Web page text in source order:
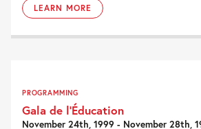
LEARN MORE
PROGRAMMING
Gala de l’Éducation
November 24th, 1999 - November 28th,